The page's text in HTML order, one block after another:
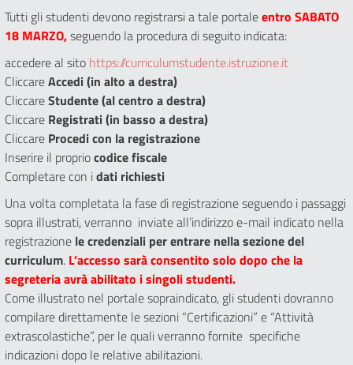
Tutti gli studenti devono registrarsi a tale portaleentro SABATO
18 MARZO,seguendo la procedura di seguito indicata:
accedere al sito https://curriculumstudente.istruzione.it
CliccareAccedi (in alto a destra)
CliccareStudente (al centro a destra)
Cliccare Registrati(in basso a destra)
Cliccare Procedi con la registrazione
Inserire il propriocodice fiscale
Completare con idati richiesti
Una volta completata la fase di registrazione seguendo i passaggi
sopra illustrati, verranno inviate all’indirizzo e-mail indicato nella
registrazione le credenziali per entrare nella sezione del
curriculum. L’accesso sarà consentito solo dopo che la
segreteria avrà abilitato i singoli studenti.
Come illustrato nel portale sopraindicato, gli studenti dovranno
compilare direttamente le sezioni “Certificazioni” e “Attività
extrascolastiche”, per le quali verranno fornite specifiche
indicazioni dopo le relative abilitazioni.